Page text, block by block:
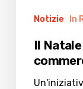
Notizie In
Il